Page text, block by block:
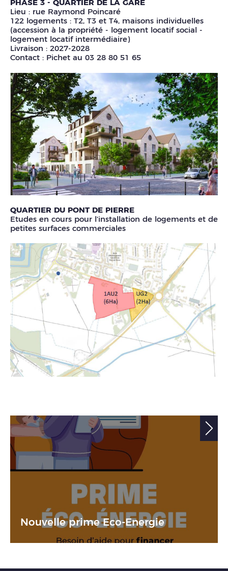
PHASE 3 - QUARTIER DE LA GARE
Lieu : rue Raymond Poincaré
122 logements : T2, T3 et T4, maisons individuelles
(accession à la propriété - logement locatif social -
logement locatif intermédiaire)
Livraison : 2027-2028
Contact : Pichet au 03 28 80 51 65
QUARTIER DU PONT DE PIERRE
Etudes en cours pour l'installation de logements et de
petites surfaces commerciales
Nouvelle prime Eco-Energie